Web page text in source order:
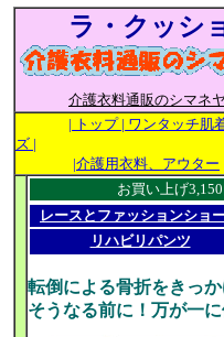
ラ・クッシ
介護衣料通販のシマネ
| トップ | ワンタッチ肌
ズ |
|介護用衣料、アウター
お買い上げ3,150円以
レースとファッションショ
リハビリパンツ
転倒による骨折をきっ
そうなる前に！万が一に